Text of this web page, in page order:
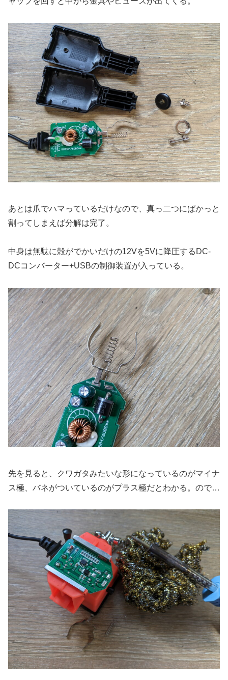
あとは爪でハマっているだけなので、真っ二つにぱかっと
割ってしまえば分解は完了。
中身は無駄に殻がでかいだけの12Vを5Vに降圧するDC-
DCコンバーター+USBの制御装置が入っている。
先を見ると、クワガタみたいな形になっているのがマイナ
ス極、バネがついているのがプラス極だとわかる。ので…